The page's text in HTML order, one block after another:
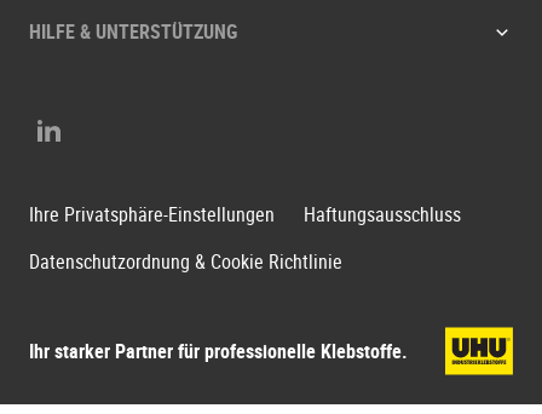
HILFE & UNTERSTÜTZUNG
Ihr starker Partner für professionelle Klebstoffe.
LinkedIn
Ihre Privatsphäre-Einstellungen
Haftungsausschluss
Datenschutzordnung & Cookie Richtlinie